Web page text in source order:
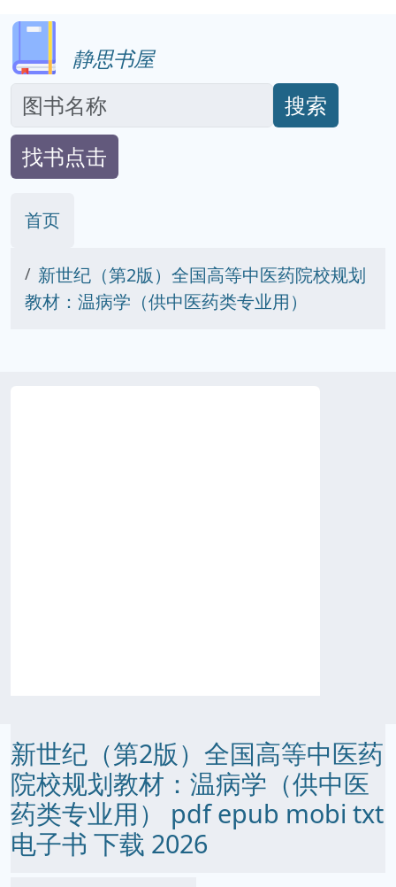
静思书屋
搜索
找书点击
首页
新世纪（第2版）全国高等中医药院校规划
教材：温病学（供中医药类专业用）
新世纪（第2版）全国高等中医药
院校规划教材：温病学（供中医
药类专业用） pdf epub mobi txt
电子书 下载 2026